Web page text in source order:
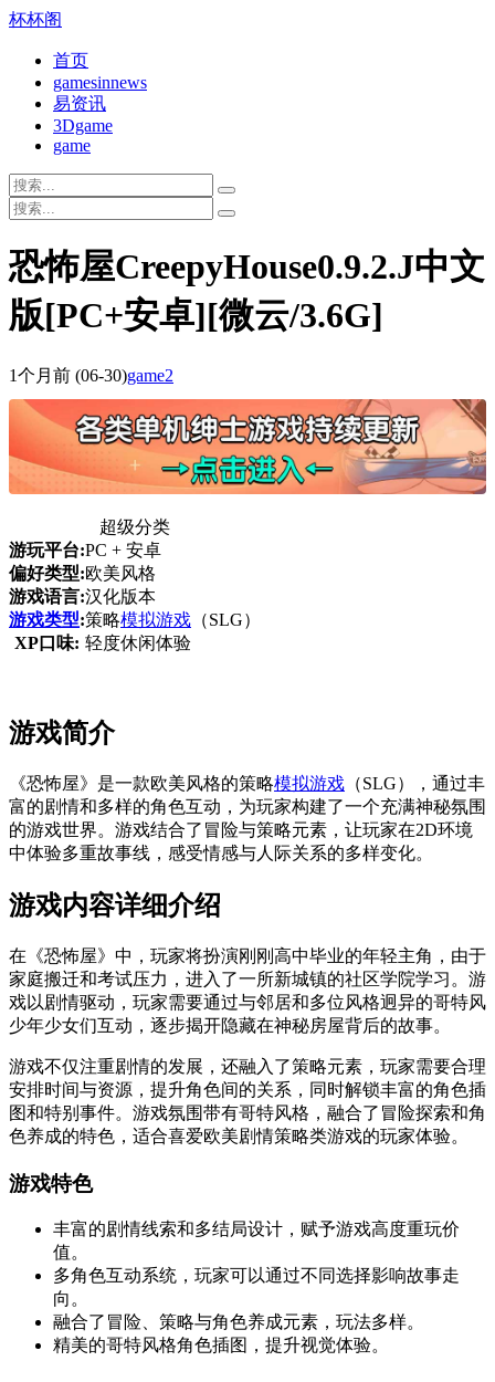
杯杯阁
首页
gamesinnews
易资讯
3Dgame
game
恐怖屋CreepyHouse0.9.2.J中文
版[PC+安卓][微云/3.6G]
1个月前 (06-30)game2
超级分类
游玩平台:PC + 安卓
偏好类型:欧美风格
游戏语言:汉化版本
游戏类型:策略模拟游戏 （SLG）
XP口味: 轻度休闲体验
游戏简介
《恐怖屋》是一款欧美风格的策略模拟游戏 （SLG），通过丰
富的剧情和多样的角色互动，为玩家构建了一个充满神秘氛围
的游戏世界。游戏结合了冒险与策略元素，让玩家在2D环境
中体验多重故事线，感受情感与人际关系的多样变化。
游戏内容详细介绍
在《恐怖屋》中，玩家将扮演刚刚高中毕业的年轻主角，由于
家庭搬迁和考试压力，进入了一所新城镇的社区学院学习。游
戏以剧情驱动，玩家需要通过与邻居和多位风格迥异的哥特风
少年少女们互动，逐步揭开隐藏在神秘房屋背后的故事。
游戏不仅注重剧情的发展，还融入了策略元素，玩家需要合理
安排时间与资源，提升角色间的关系，同时解锁丰富的角色插
图和特别事件。游戏氛围带有哥特风格，融合了冒险探索和角
色养成的特色，适合喜爱欧美剧情策略类游戏的玩家体验。
游戏特色
丰富的剧情线索和多结局设计，赋予游戏高度重玩价
值。
多角色互动系统，玩家可以通过不同选择影响故事走
向。
融合了冒险、策略与角色养成元素，玩法多样。
精美的哥特风格角色插图，提升视觉体验。